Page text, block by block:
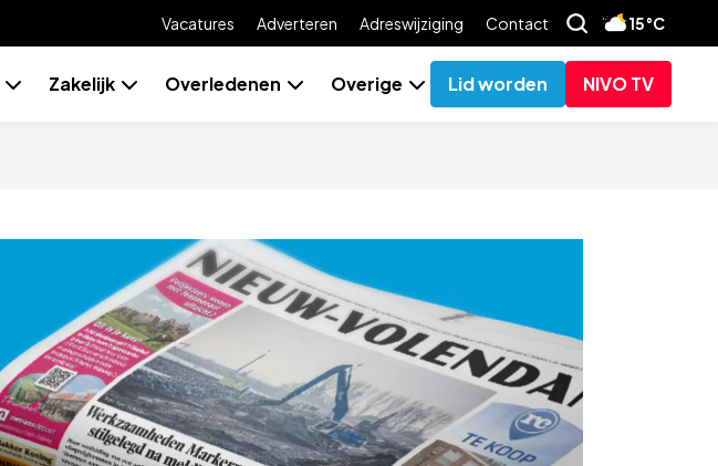
Vacatures Adverteren Adreswijziging Contact 15°C
Zakelijk Overledenen Overige Lid worden NIVO TV